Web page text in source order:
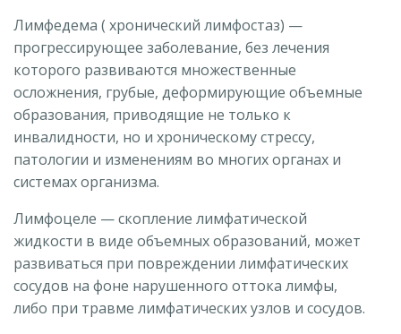
Лимфедема ( хронический лимфостаз) —
прогрессирующее заболевание, без лечения
которого развиваются множественные
осложнения, грубые, деформирующие объемные
образования, приводящие не только к
инвалидности, но и хроническому стрессу,
патологии и изменениям во многих органах и
системах организма.
Лимфоцеле — скопление лимфатической
жидкости в виде объемных образований, может
развиваться при повреждении лимфатических
сосудов на фоне нарушенного оттока лимфы,
либо при травме лимфатических узлов и сосудов.